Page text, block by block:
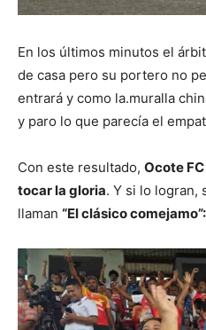
En los últimos minutos el
de casa pero su portero no
entrará y como la.muralla
y paro lo que parecía el
Con este resultado, Ocote
tocar la gloria. Y si lo logran,
llaman “El clásico